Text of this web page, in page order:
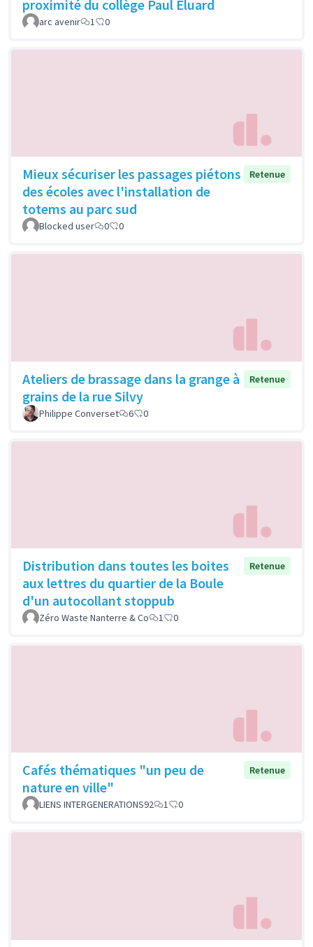
proximité du collège Paul Eluard
arc avenir 1 0
Mieux sécuriser les passages piétons
des écoles avec l'installation de
totems au parc sud
Retenue
Blocked user 0 0
Ateliers de brassage dans la grange à
grains de la rue Silvy
Retenue
Philippe Converset 6 0
Distribution dans toutes les boites
aux lettres du quartier de la Boule
d'un autocollant stoppub
Retenue
Zéro Waste Nanterre & Co 1 0
Cafés thématiques "un peu de
nature en ville"
Retenue
LIENS INTERGENERATIONS92 1 0